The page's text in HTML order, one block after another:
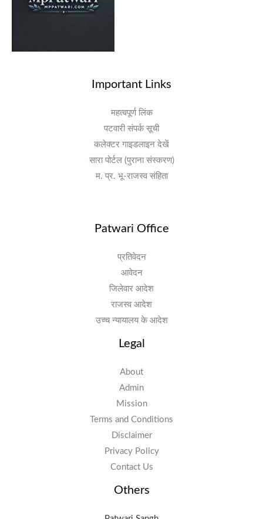
Important Links
महत्वपूर्ण लिंक
पटवारी संपर्क सूची
कलेक्टर गाइडलाइन देखें
सारा पोर्टल (पुराना संस्करण)
म. प्र. भू-राजस्व संहिता
Patwari Office
प्रतिवेदन
आवेदन
जिलेवार आदेश
राजस्व आदेश
उच्च न्यायालय के आदेश
Legal
About
Admin
Mission
Terms and Conditions
Disclaimer
Privacy Policy
Contact Us
Others